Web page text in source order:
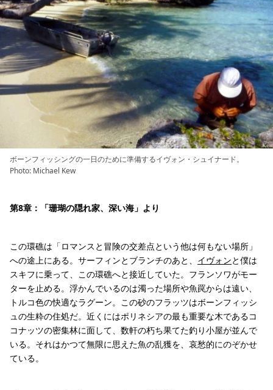
ボーンフィッシングの一日のために準備するイヴォン・シュイナード。
Photo: Michael Kew
第8章：「珊瑚の隠れ家、深い海」より
この環礁は「ロマンスと冒険の交差点という他は何もない場所」
への途上にある。サーフィンとブランチのあと、 イヴォンと僕は
スキフに乗って、この環礁へと接近していた。フランソワがモー
ターを止める。浮かんでいるのは濁った場所や魚罠からは遠い、
トルコ色の快適なラグーン。この砂のフラッツはボーンフィッシ
ュの生粋の住処だ。近くにはポリネシアの最も重要な木であるコ
コナッツの密集林に面して、数軒の朽ち果てた釣り小屋が並んで
いる。それはかつて無限に思えた魚の乱獲を、哀愁的にのぞかせ
ている。